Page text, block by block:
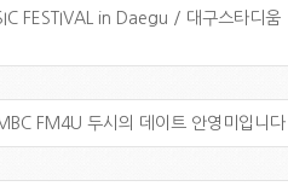
FESTIVAL in Daegu / 대구스타디움
FM4U 두시의 데이트 안영미입니다